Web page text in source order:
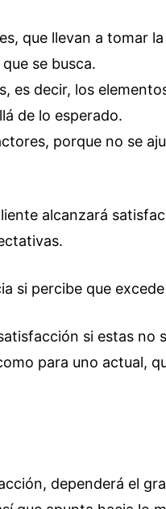
que llevan a tomar
se busca.
es decir, los
de lo esperado.
porque no se
alcanzará
si percibe que
si estas no
para uno actual,
dependerá el